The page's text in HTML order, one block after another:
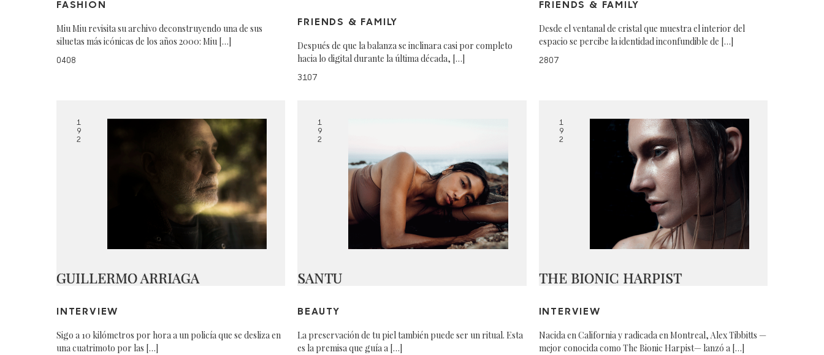
FASHION
Miu Miu revisita su archivo deconstruyendo una de sus
siluetas más icónicas de los años 2000: Miu […]
0408
FRIENDS & FAMILY
Después de que la balanza se inclinara casi por completo
hacia lo digital durante la última década, […]
3107
FRIENDS & FAMILY
Desde el ventanal de cristal que muestra el interior del
espacio se percibe la identidad inconfundible de […]
2807
1
9
2
GUILLERMO ARRIAGA
INTERVIEW
Sigo a 10 kilómetros por hora a un policía que se desliza en
una cuatrimoto por las […]
1
9
2
SANTU
BEAUTY
La preservación de tu piel también puede ser un ritual. Esta
es la premisa que guía a […]
1
9
2
THE BIONIC HARPIST
INTERVIEW
Nacida en California y radicada en Montreal, Alex Tibbitts —
mejor conocida como The Bionic Harpist— lanzó a […]